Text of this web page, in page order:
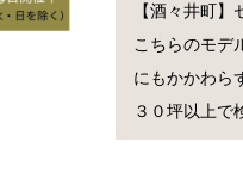
【酒々井町
こちらのモデ
にもかかわら
３０坪以上で